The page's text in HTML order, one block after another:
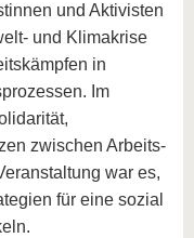
und Aktivisten
und Klimakrise
in
Im
zwischen Arbeits-
war es,
für eine sozial